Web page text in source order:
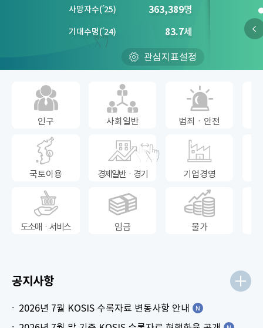
사망자수(´25) 363,389명
기대수명(´24) 83.7세
관심지표설정
인구 사회일반 범죄ㆍ안전
국토이용 경제일반ㆍ경기 기업경영
도소매ㆍ서비스 임금 물가
공지사항
2026년 7월 KOSIS 수록자료 변동사항 안내